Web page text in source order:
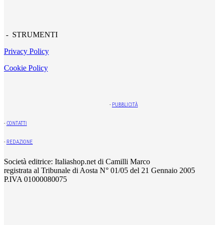
- STRUMENTI
Privacy Policy
Cookie Policy
- PUBBLICITÀ
- CONTATTI
- REDAZIONE
Società editrice: Italiashop.net di Camilli Marco
registrata al Tribunale di Aosta N° 01/05 del 21 Gennaio 2005
P.IVA 01000080075